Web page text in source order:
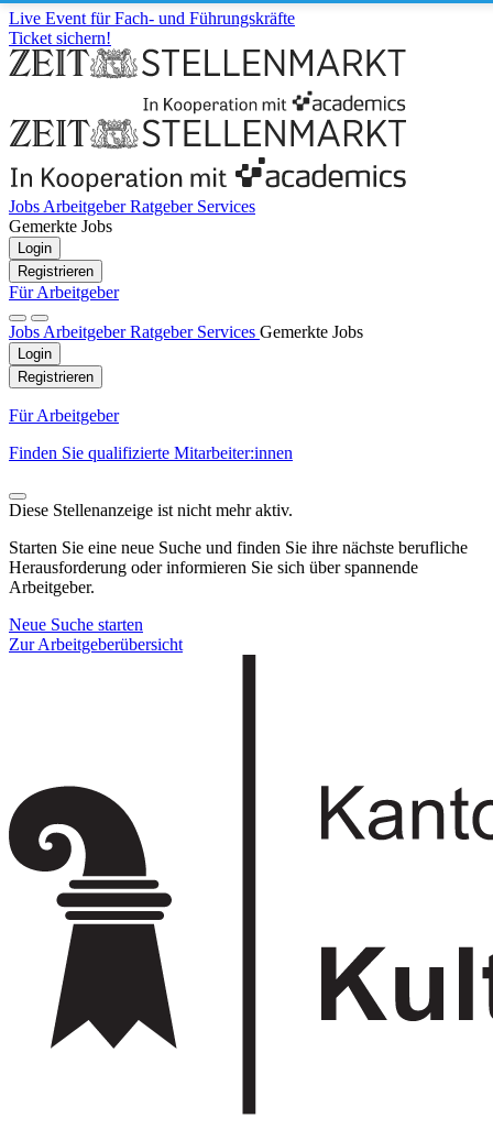
Live Event für Fach- und Führungskräfte
Ticket sichern!
Jobs ArbeitgeberRatgeber Services
Gemerkte Jobs
Login
Registrieren
Für Arbeitgeber
Jobs ArbeitgeberRatgeber Services Gemerkte Jobs
Login
Registrieren
Für Arbeitgeber
Finden Sie qualifizierte Mitarbeiter:innen
Diese Stellenanzeige ist nicht mehr aktiv.
Starten Sie eine neue Suche und finden Sie ihre nächste berufliche
Herausforderung oder informieren Sie sich über spannende
Arbeitgeber.
Neue Suche starten
Zur Arbeitgeberübersicht